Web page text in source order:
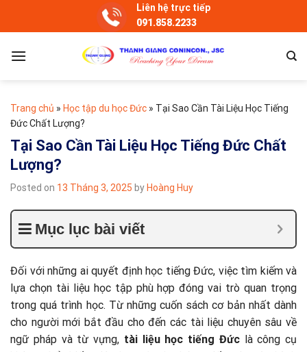
Liên hệ trực tiếp
091.858.2233
Trang chủ » Học tập du học Đức » Tại Sao Cần Tài Liệu Học Tiếng
Đức Chất Lượng?
Tại Sao Cần Tài Liệu Học Tiếng Đức Chất
Lượng?
Posted on 13 Tháng 3, 2025 by Hoàng Huy
Mục lục bài viết
Đối với những ai quyết định học tiếng Đức, việc tìm kiếm và
lựa chọn tài liệu học tập phù hợp đóng vai trò quan trọng
trong quá trình học. Từ những cuốn sách cơ bản nhất dành
cho người mới bắt đầu cho đến các tài liệu chuyên sâu về
ngữ pháp và từ vựng, tài liệu học tiếng Đứclà công cụ